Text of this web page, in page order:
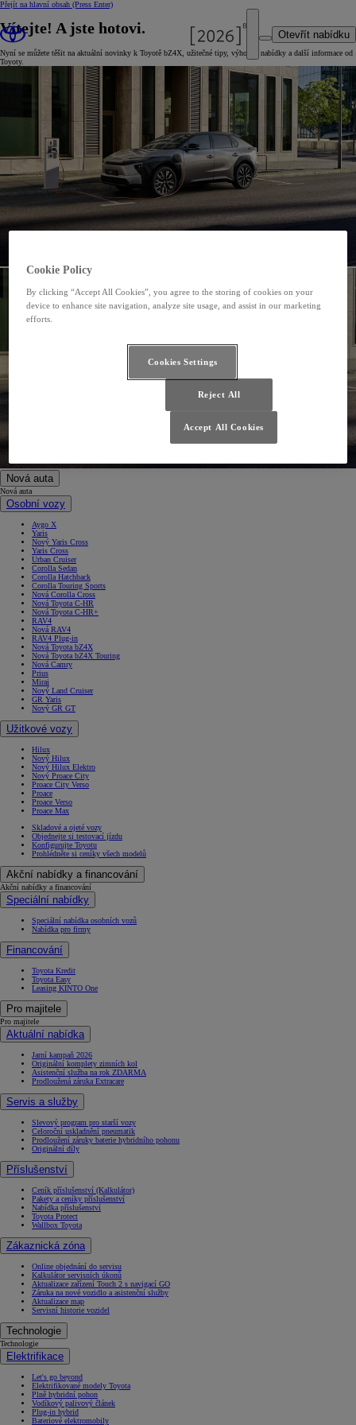
Přejít na hlavní obsah (Press Enter)
Otevřít nabídku
Vítejte! A jste hotovi.
Nyní se můžete těšit na aktuální novinky k Toyotě bZ4X, užitečné tipy, výhodné nabídky a další informace od
Toyoty.
Nová auta
Nová auta
Osobní vozy
Aygo X
Yaris
Nový Yaris Cross
Yaris Cross
Urban Cruiser
Corolla Sedan
Corolla Hatchback
Corolla Touring Sports
Nová Corolla Cross
Nová Toyota C-HR
Nová Toyota C-HR+
RAV4
Nová RAV4
RAV4 Plug-in
Nová Toyota bZ4X
Nová Toyota bZ4X Touring
Nová Camry
Prius
Mirai
Nový Land Cruiser
GR Yaris
Nový GR GT
Užitkové vozy
Hilux
Nový Hilux
Nový Hilux Elektro
Nový Proace City
Proace City Verso
Proace
Proace Verso
Proace Max
Skladové a ojeté vozy
Objednejte si testovací jízdu
Konfigurujte Toyotu
Prohlédněte si ceníky všech modelů
Akční nabídky a financování
Akční nabídky a financování
Speciální nabídky
Speciální nabídka osobních vozů
Nabídka pro firmy
Financování
Toyota Kredit
Toyota Easy
Leasing KINTO One
Pro majitele
Pro majitele
Aktuální nabídka
Jarní kampaň 2026
Originální komplety zimních kol
Asistenční služba na rok ZDARMA
Prodloužená záruka Extracare
Servis a služby
Slevový program pro starší vozy
Celoroční uskladnění pneumatik
Prodloužení záruky baterie hybridního pohonu
Originální díly
Příslušenství
Ceník příslušenství (Kalkulátor)
Pakety a ceníky příslušenství
Nabídka příslušenství
Toyota Protect
Wallbox Toyota
Zákaznická zóna
Online objednání do servisu
Kalkulátor servisních úkonů
Aktualizace zařízení Touch 2 s navigací GO
Záruka na nové vozidlo a asistenční služby
Aktualizace map
Servisní historie vozidel
Technologie
Technologie
Elektrifikace
Let's go beyond
Elektrifikované modely Toyota
Plně hybridní pohon
Vodíkový palivový článek
Plug-in hybrid
Bateriové elektromobily
Cookie Policy
By clicking “Accept All Cookies”, you agree to the storing of cookies on your
device to enhance site navigation, analyze site usage, and assist in our marketing
efforts.
Cookies Settings
Reject All
Accept All Cookies